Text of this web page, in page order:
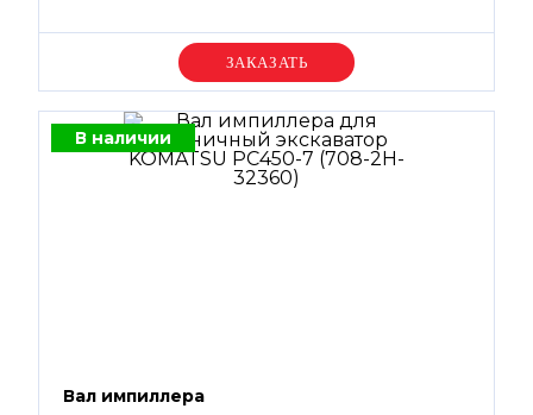
Уточняйте цену
В наличии
Вал импиллера